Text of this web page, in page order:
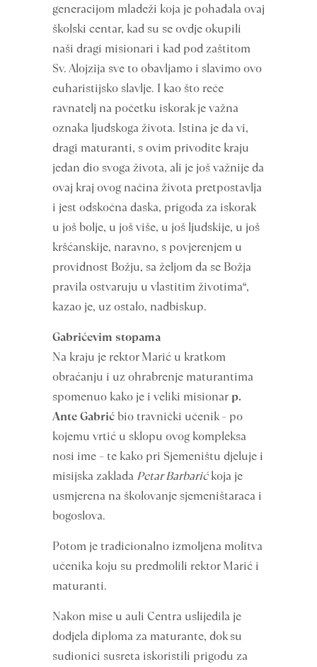
generacijom mladeži koja je pohađala ovaj
školski centar, kad su se ovdje okupili
naši dragi misionari i kad pod zaštitom
Sv. Alojzija sve to obavljamo i slavimo ovo
euharistijsko slavlje. I kao što reče
ravnatelj na početku iskorak je važna
oznaka ljudskoga života. Istina je da vi,
dragi maturanti, s ovim privodite kraju
jedan dio svoga života, ali je još važnije da
ovaj kraj ovog načina života pretpostavlja
i jest odskočna daska, prigoda za iskorak
u još bolje, u još više, u još ljudskije, u još
kršćanskije, naravno, s povjerenjem u
providnost Božju, sa željom da se Božja
pravila ostvaruju u vlastitim životima“,
kazao je, uz ostalo, nadbiskup.
Gabrićevim stopama
Na kraju je rektor Marić u kratkom
obraćanju i uz ohrabrenje maturantima
spomenuo kako je i veliki misionar p.
Ante Gabrić bio travnički učenik – po
kojemu vrtić u sklopu ovog kompleksa
nosi ime – te kako pri Sjemeništu djeluje i
misijska zaklada Petar Barbarićkoja je
usmjerena na školovanje sjemeništaraca i
bogoslova.
Potom je tradicionalno izmoljena molitva
učenika koju su predmolili rektor Marić i
maturanti.
Nakon mise u auli Centra uslijedila je
dodjela diploma za maturante, dok su
sudionici susreta iskoristili prigodu za